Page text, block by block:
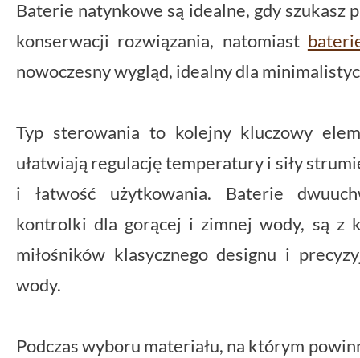
Baterie natynkowe są idealne, gdy szukasz
konserwacji rozwiązania, natomiast
nowoczesny wygląd, idealny dla
Typ sterowania to kolejny kluczowy
ułatwiają regulację temperatury i siły
i łatwość użytkowania. Baterie
kontrolki dla gorącej i zimnej wody, są z
miłośników klasycznego designu i
wody.
Podczas wyboru materiału, na którym